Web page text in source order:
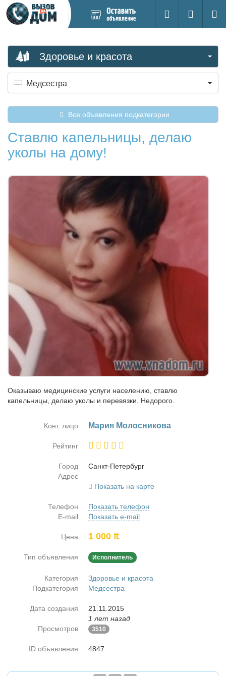
новое
Поиск
Вход на
Здоровье и красота
Медсестра
Все объявления подкатегории
Ставлю капельницы, делаю
уколы на дому!
Оказываю медицинские услуги населению, ставлю
капельницы, делаю уколы и перевязки. Недорого.
Конт. лицо Ма­рия Мо­лос­ни­ко­ва
Рейтинг
Город
Санкт-Пе­тер­бург
Адрес
Показать на карте
Телефон
Показать телефон
E-mail
Показать e-mail
Цена 1 000 ₶
Тип объявления Исполнитель
Категория
Здоровье и красота
Подкатегория
Медсестра
Дата создания
21.11.2015
1 лет назад
Просмотров
3510
ID объявления 4847